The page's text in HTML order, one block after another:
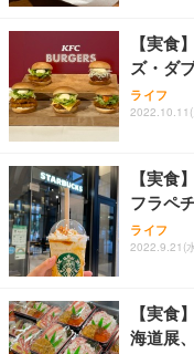
務用 お
ッシュ
ス圧無段
【
グモニタ
アイリ
ュラー
【実食
ズ・ダ
ライフ
【実食
フラペ
ライフ
2022.9.21(
【実食
海道展